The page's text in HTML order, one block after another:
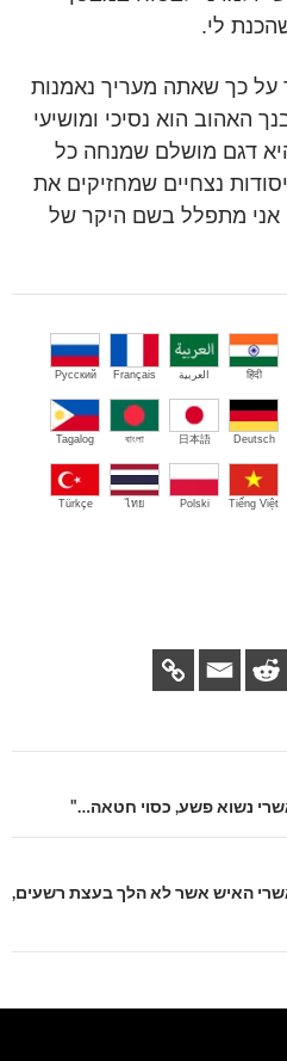
לי.
על כך שאתה מעריך נאמנות
האהוב הוא נסיכי ומושיעי
דגם מושלם שמנחה כל
נצחיים שמחזיקים את
אני מתפלל בשם היקר של
हिंदी العربية Français
Русский
Deutsch
日本語
বাংলা
Tagalog
Tiếng Việt
Polski
ไทย
Türkçe
נשוא פשע, כסוי חטאה…"
האיש אשר לא הלך בעצת רשעים,